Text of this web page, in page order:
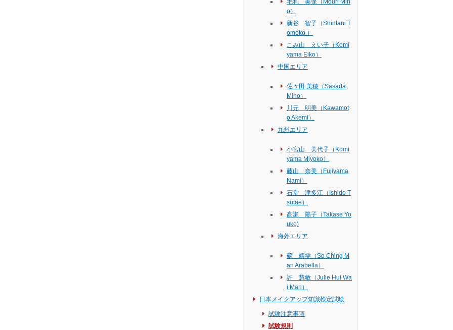
毛利 美保（Mouri Mih
o）
新谷 智子（Shintani T
omoko ）
こみ山 えい子（Komi
yama Eiko）
中国エリア
佐々田 美穂（Sasada
Miho）
川元 明美（Kawamot
o Akemi）
九州エリア
小宮山 美代子（Komi
yama Miyoko）
藤山 奈美（Fujiyama
Nami）
石堂 津多江（Ishido T
sutae）
高瀬 陽子（Takase Yo
uko)
海外エリア
蘇 靖雯（So Ching M
an Arabella）
許 慧敏（Julie Hui Wa
i Man）
日本メイクアップ知識検定試験
試験注意事項
試験規則